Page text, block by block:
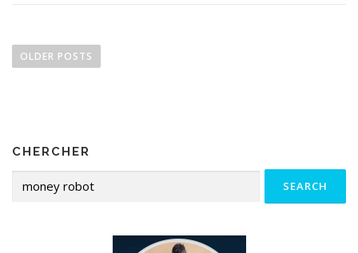
OLDER POSTS
CHERCHER